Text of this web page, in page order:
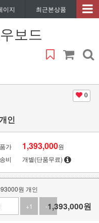
이지 최근본상품
보드
0
인
가 1,393,000원
비
개별(단품무료)
원 개인
+1
-11,393,000원